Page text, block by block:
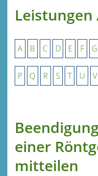
Leistungen
A B C D E F G
P Q R S T U V
einer
mitteilen